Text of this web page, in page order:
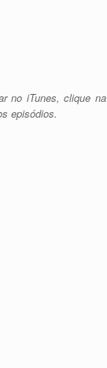
no iTunes, clique na
episódios.